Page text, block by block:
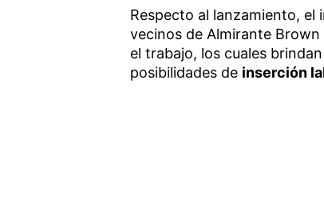
Respecto al lanzamiento, el
vecinos de Almirante
el trabajo, los cuales
posibilidades de inserción